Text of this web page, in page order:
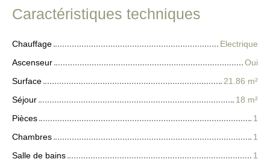
Caractéristiques techniques
Chauffage
Electrique
Ascenseur
Oui
Surface
21.86 m²
Séjour
18 m²
Pièces
1
Chambres
1
Salle de bains
1